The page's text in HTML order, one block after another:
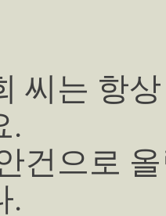
씨는 항
.
건으로
.